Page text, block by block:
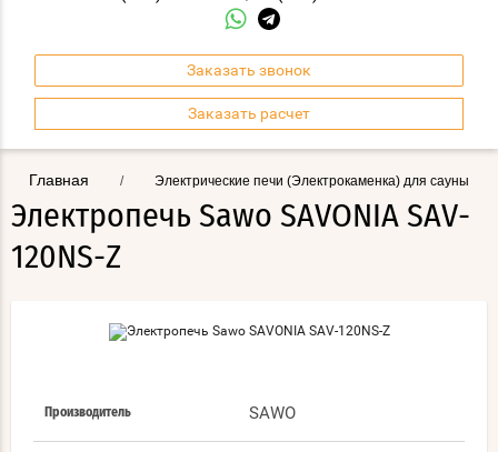
Заказать звонок
Заказать расчет
Главная / Электрические печи (Электрокаменка) для сауны
Электропечь Sawo SAVONIA SAV-
120NS-Z
Производитель SAWO